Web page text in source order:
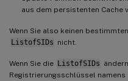
aus dem persistenten Cache
Wenn Sie also keinen
ListofSIDs nicht.
Wenn Sie die ListofSIDs
Registrierungsschlüssel namens